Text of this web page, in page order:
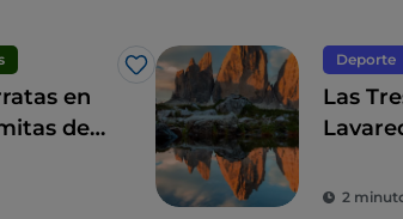
Me gusta
en
de
Deporte
Las
2